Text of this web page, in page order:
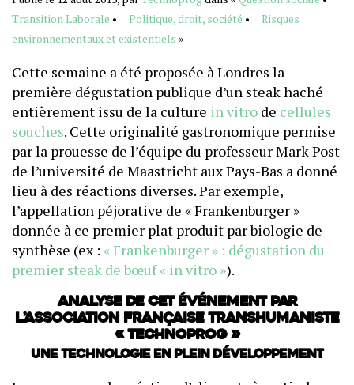
Transition Laborale • __Politique, droit, société •
__Risques
environnementaux et existentiels »
Cette semaine a été proposée à Londres la
première dégustation publique d’un steak haché
entièrement issu de la culture in vitro de cellules
souches. Cette originalité gastronomique permise
par la prouesse de l’équipe du professeur Mark Post
de l’université de Maastricht aux Pays-Bas a donné
lieu à des réactions diverses. Par exemple,
l’appellation péjorative de « Frankenburger »
donnée à ce premier plat produit par biologie de
synthèse (ex : « Frankenburger » : dégustation du
premier steak de bœuf « in vitro »).
Analyse de cet événement par
l’Association Française Transhumaniste
« Technoprog »
Une technologie en plein développement